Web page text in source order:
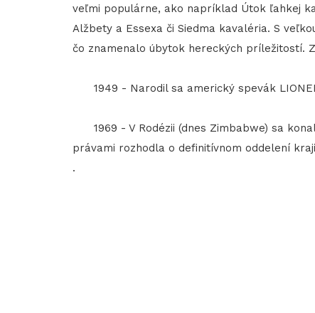
veľmi populárne, ako napríklad Útok ľahkej
Alžbety a Essexa či Siedma kavaléria. S
čo znamenalo úbytok hereckých príležitostí.
1949 - Narodil sa americký spevák
1969 - V Rodézii (dnes Zimbabwe) sa
právami rozhodla o definitívnom oddelení
.